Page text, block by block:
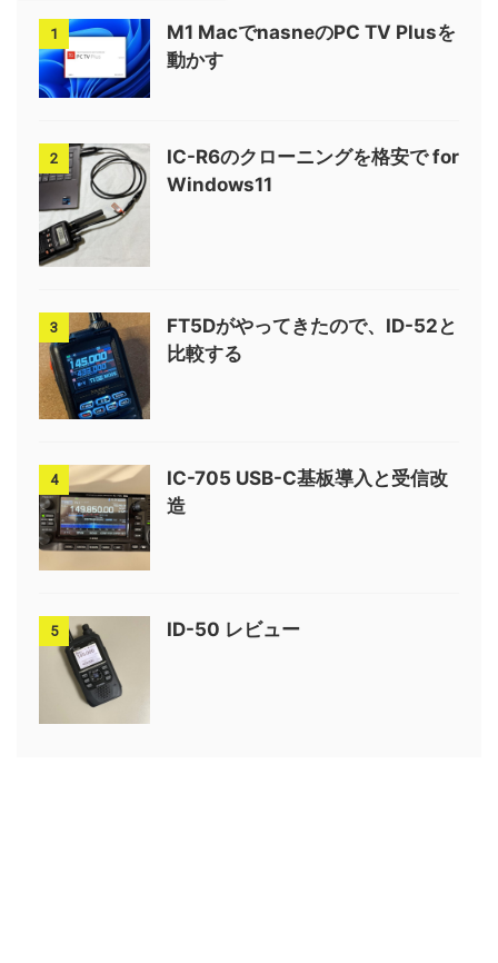
1
M1 MacでnasneのPC TV Plusを
動かす
2
IC-R6のクローニングを格安で for
Windows11
3
FT5Dがやってきたので、ID-52と
比較する
4
IC-705 USB-C基板導入と受信改
造
5 ID-50 レビュー